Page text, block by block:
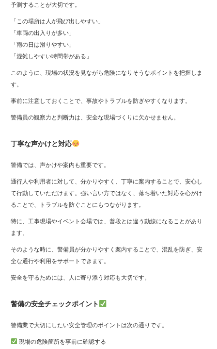
予測することが大切です。
「この場所は人が飛び出しやすい」
「車両の出入りが多い」
「雨の日は滑りやすい」
「混雑しやすい時間帯がある」
このように、現場の状況を見ながら危険になりそうなポイントを把握しま
す。
事前に注意しておくことで、事故やトラブルを防ぎやすくなります。
警備員の観察力と判断力は、安全な現場づくりに欠かせません。
丁寧な声かけと対応
警備では、声かけや案内も重要です。
通行人や利用者に対して、分かりやすく、丁寧に案内することで、安心し
て行動していただけます。強い言い方ではなく、落ち着いた対応を心がけ
ることで、トラブルを防ぐことにもつながります。
特に、工事現場やイベント会場では、普段とは違う動線になることがあり
ます。
そのような時に、警備員が分かりやすく案内することで、混乱を防ぎ、安
全な通行や利用をサポートできます。
安全を守るためには、人に寄り添う対応も大切です。
警備の安全チェックポイント
警備業で大切にしたい安全管理のポイントは次の通りです。
現場の危険箇所を事前に確認する